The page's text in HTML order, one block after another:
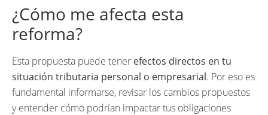
¿Cómo me afecta esta
reforma?
Esta propuesta puede tener efectos directos en tu
situación tributaria personal o empresarial. Por eso es
fundamental informarse, revisar los cambios propuestos
y entender cómo podrían impactar tus obligaciones